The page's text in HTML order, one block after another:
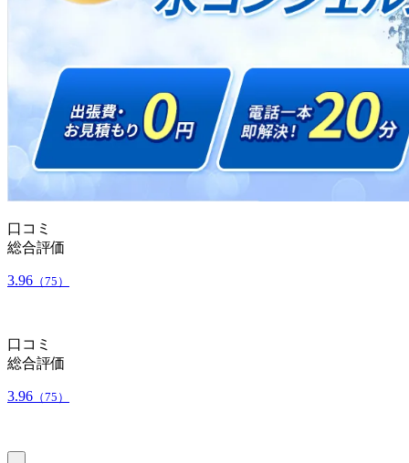
口コミ
総合評価
3.96 （75）
口コミ
総合評価
3.96 （75）